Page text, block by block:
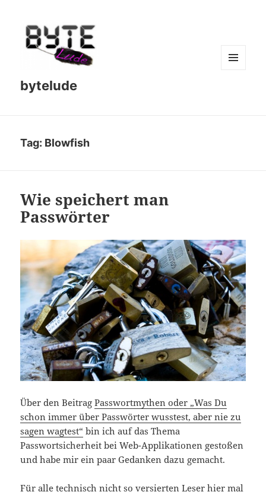
bytelude
Tag: Blowfish
Wie speichert man
Passwörter
Über den BeitragPasswortmythen oder „Was Du
schon immer über Passwörter wusstest, aber nie zu
sagen wagtest“ bin ich auf das Thema
Passwortsicherheit bei Web-Applikationen gestoßen
und habe mir ein paar Gedanken dazu gemacht.
Für alle technisch nicht so versierten Leser hier mal